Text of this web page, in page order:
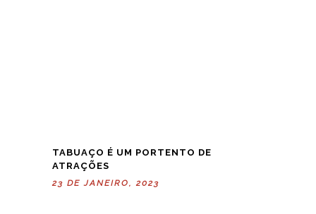
TABUAÇO É UM PORTENTO DE
ATRAÇÕES
23 DE JANEIRO, 2023